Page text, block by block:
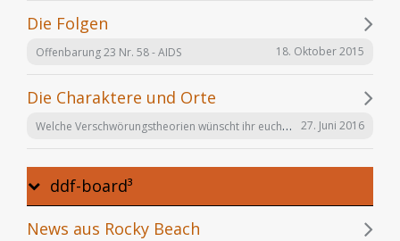
Die Folgen
Offenbarung 23 Nr. 58 - AIDS 18. Oktober 2015
Die Charaktere und Orte
Welche Verschwörungstheorien wünscht ihr euch noch in der Serie "Offenbarung 23"? 27. Juni 2016
ddf-board³
News aus Rocky Beach